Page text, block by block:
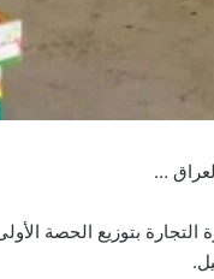
…
بتوزيع الحصة